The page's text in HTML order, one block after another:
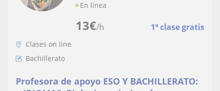
13€/h 1ª clase gratis
En línea
Clases on line
Bachillerato
Profesora de apoyo ESO Y BACHILLERATO: